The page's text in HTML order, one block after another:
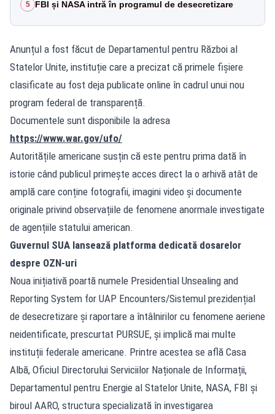
5 FBI și NASA intră în programul de desecretizare
Anunțul a fost făcut de Departamentul pentru Război al
Statelor Unite, instituție care a precizat că primele fișiere
clasificate au fost deja publicate online în cadrul unui nou
program federal de transparență.
Documentele sunt disponibile la adresa
https://www.war.gov/ufo/
Autoritățile americane susțin că este pentru prima dată în
istorie când publicul primește acces direct la o arhivă atât de
amplă care conține fotografii, imagini video și documente
originale privind observațiile de fenomene anormale investigate
de agențiile statului american.
Guvernul SUA lansează platforma dedicată dosarelor
despre OZN-uri
Noua inițiativă poartă numele Presidential Unsealing and
Reporting System for UAP Encounters/Sistemul prezidențial
de desecretizare și raportare a întâlnirilor cu fenomene aeriene
neidentificate, prescurtat PURSUE, și implică mai multe
instituții federale americane. Printre acestea se află Casa
Albă, Oficiul Directorului Serviciilor Naționale de Informații,
Departamentul pentru Energie al Statelor Unite, NASA, FBI și
biroul AARO, structura specializată în investigarea